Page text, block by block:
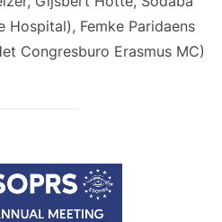
Hospital), Femke Paridaens
Congresburo Erasmus MC)